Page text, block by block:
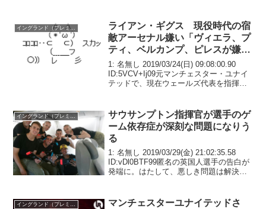
イングランド（プレミア）
ライアン・ギグス 現役時代の宿
敵アーセナル嫌い「ヴィエラ、プ
ティ、ベルカンプ、ピレスが嫌い
だった」
1: 名無し 2019/03/24(日) 09:08:00.90
ID:5VCV+Ij09元マンチェスター・ユナイ
テッドで、現在ウェールズ代表を指揮す
半から激しいラ...
サウサンプトン指揮官が選手のゲ
ーム依存症が深刻な問題になりう
る
1: 名無し 2019/03/29(金) 21:02:35.58
ID:vDl0BTF99匿名の英国人選手の告白が
発端に。はたして、悪しき問題は解決さ
ウサンプトンのラ...
イングランド（プレミア）
マンチェスターユナイテッドさ